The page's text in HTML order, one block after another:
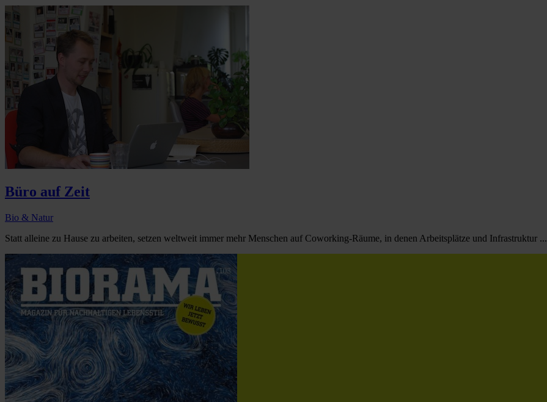
Büro auf Zeit
Bio & Natur
Statt alleine zu Hause zu arbeiten, setzen weltweit immer mehr Menschen auf Coworking-Räume, in denen Arbeitsplätze und Infrastruktur ...